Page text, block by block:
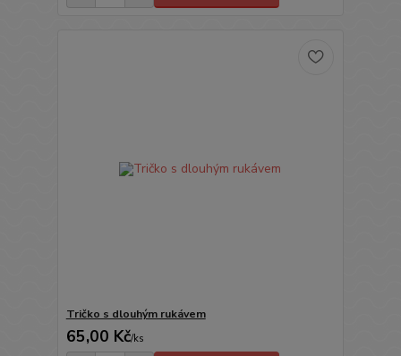
Tričko s dlouhým rukávem
65,00 Kč/ks